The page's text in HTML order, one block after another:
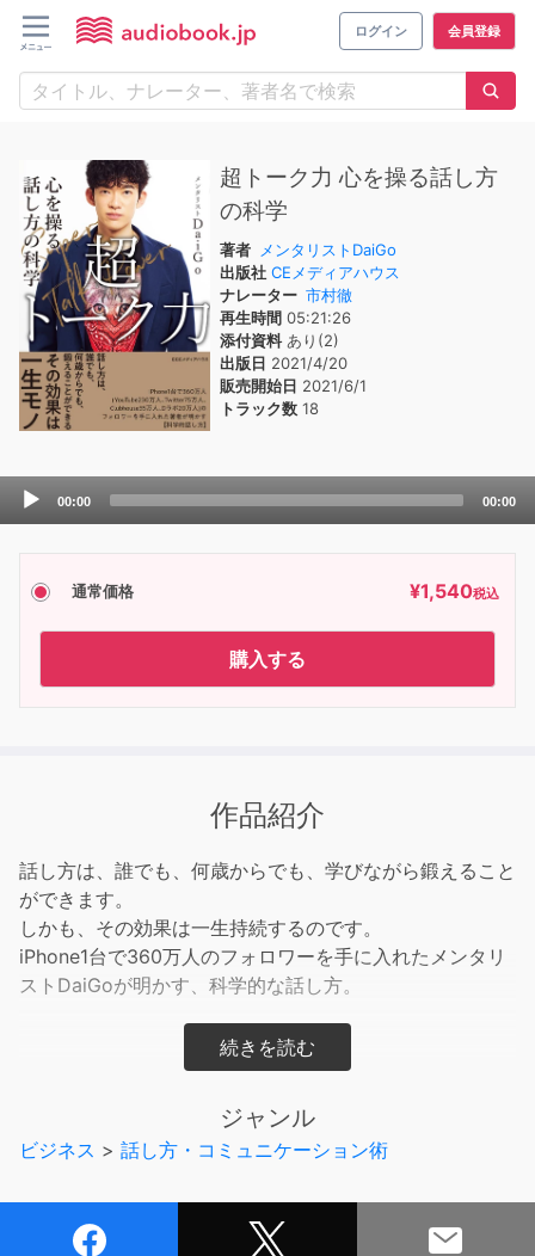
ログイン 会員登録
超トーク力 心を操る話し方
の科学
著者
メンタリストDaiGo
出版社 CEメディアハウス
ナレーター 市村徹
再生時間 05:21:26
添付資料あり(2)
出版日 2021/4/20
販売開始日 2021/6/1
トラック数 18
Audio
00:00 00:00
通常価格 ¥1,540税込
購入する
作品紹介
話し方は、誰でも、何歳からでも、学びながら鍛えること
ができます。
しかも、その効果は一生持続するのです。
iPhone1台で360万人のフォロワーを手に入れたメンタリ
ストDaiGoが明かす、科学的な話し方。
・最初に身につけたいの「トゥー・クエッション・テクニ
ジャンル
ビジネス > 話し方・コミュニケーション術